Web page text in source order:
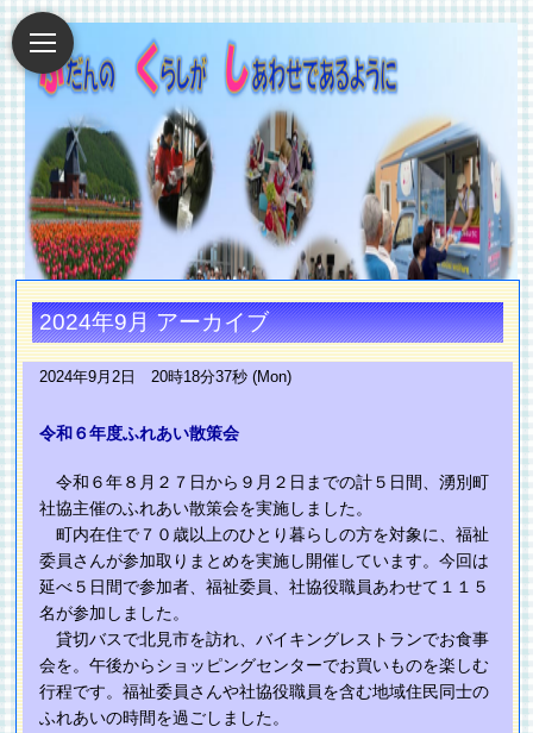
2024年9月 アーカイブ
2024年9月2日 20時18分37秒 (Mon)
令和６年度ふれあい散策会
令和６年８月２７日から９月２日までの計５日間、湧別町
社協主催のふれあい散策会を実施しました。
町内在住で７０歳以上のひとり暮らしの方を対象に、福祉
委員さんが参加取りまとめを実施し開催しています。今回は
延べ５日間で参加者、福祉委員、社協役職員あわせて１１５
名が参加しました。
貸切バスで北見市を訪れ、バイキングレストランでお食事
会を。午後からショッピングセンターでお買いものを楽しむ
行程です。福祉委員さんや社協役職員を含む地域住民同士の
ふれあいの時間を過ごしました。